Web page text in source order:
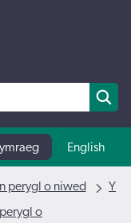
English
perygl o niwed
Y
o